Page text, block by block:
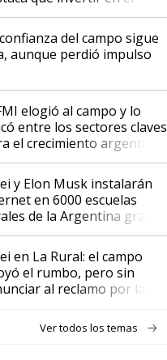
era como "darle
a un hijo para droga":
Félix Rossetti, el libertario
de una dura crisis salió
del campo sigue
aunque perdió impulso
elogió al campo y lo
entre los sectores claves
el crecimiento argentino
y Elon Musk instalarán
en 6000 escuelas
de la Argentina gracias
acuerdo con Starlink
en La Rural: el campo
el rumbo, pero sin
al reclamo por las
Ver todos los temas